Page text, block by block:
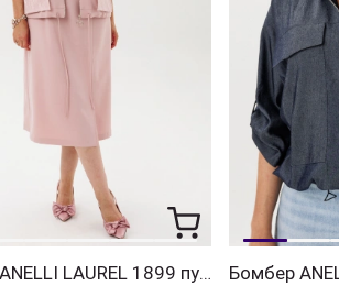
Костюм ANELLI LAUREL 1899 пудровые прелести